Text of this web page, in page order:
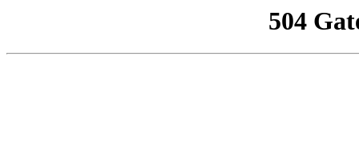
504